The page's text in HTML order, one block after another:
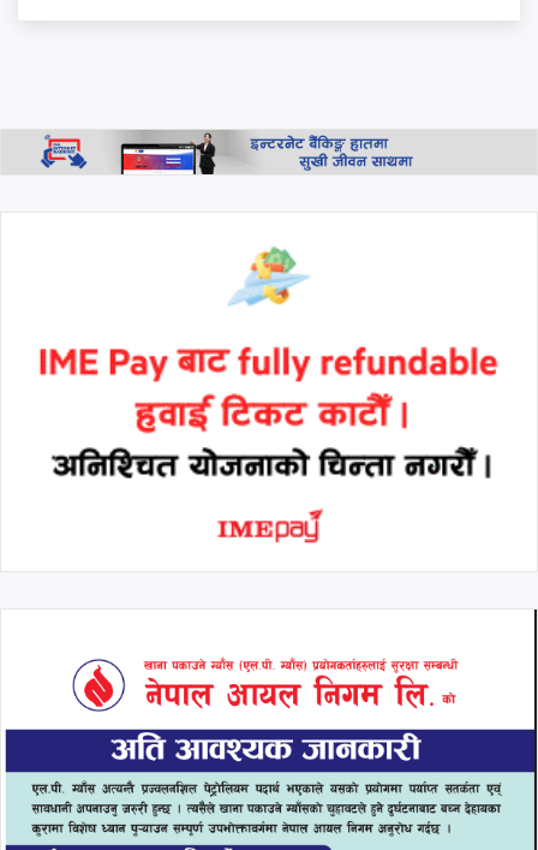
साउन २५ गते सोमबार, हेर्नुहोस
थप हेर्नुहोस